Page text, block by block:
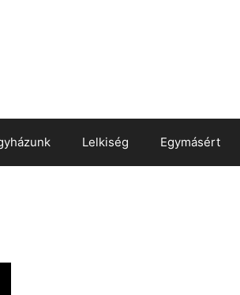
Lelkiség Egymásért